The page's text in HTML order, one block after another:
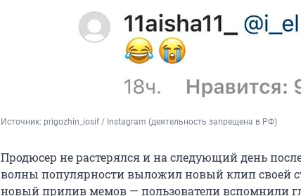
Источник: prigozhin_iosif / Instagram (деятельность запрещена в РФ)
Продюсер не растерялся и на следующий день
волны популярности выложил новый клип своей
новый прилив мемов — пользователи вспомнили